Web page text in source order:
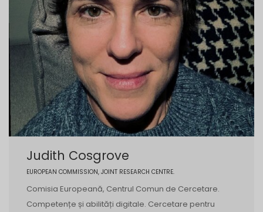
Judith Cosgrove
EUROPEAN COMMISSION, JOINT RESEARCH CENTRE.
Comisia Europeană, Centrul Comun de Cercetare.
Competențe și abilități digitale. Cercetare pentru